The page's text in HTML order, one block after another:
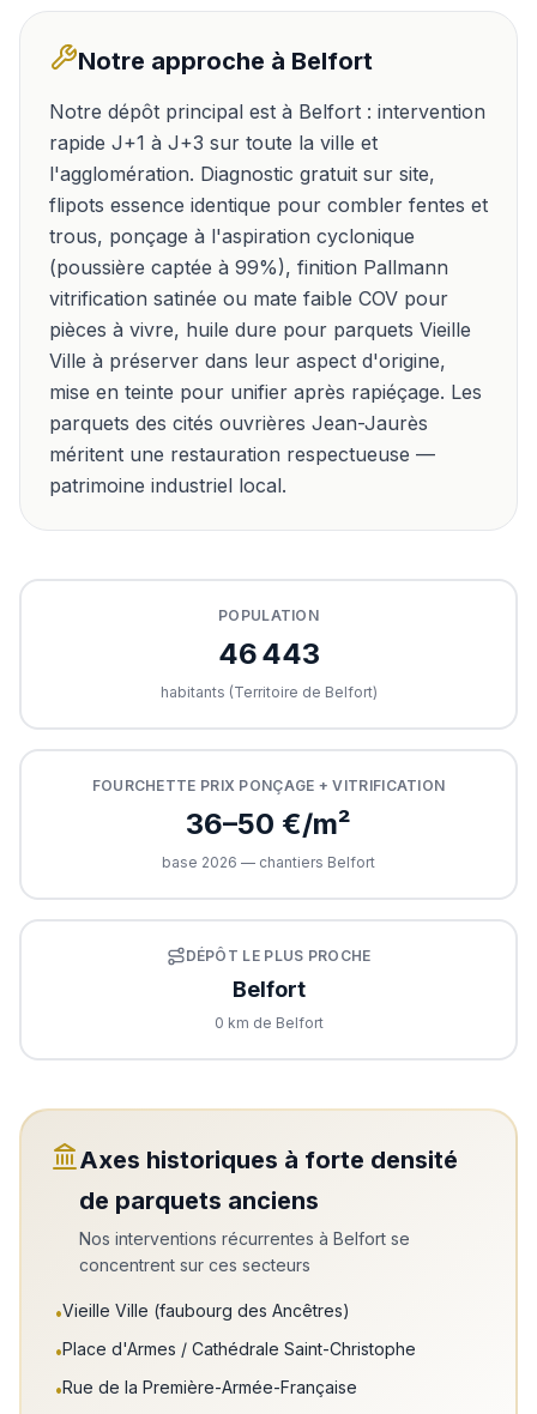
Notre approche à Belfort
Notre dépôt principal est à Belfort : intervention
rapide J+1 à J+3 sur toute la ville et
l'agglomération. Diagnostic gratuit sur site,
flipots essence identique pour combler fentes et
trous, ponçage à l'aspiration cyclonique
(poussière captée à 99%), finition Pallmann
vitrification satinée ou mate faible COV pour
pièces à vivre, huile dure pour parquets Vieille
Ville à préserver dans leur aspect d'origine,
mise en teinte pour unifier après rapiéçage. Les
parquets des cités ouvrières Jean-Jaurès
méritent une restauration respectueuse —
patrimoine industriel local.
POPULATION
46 443
habitants (Territoire de Belfort)
FOURCHETTE PRIX PONÇAGE + VITRIFICATION
36–50 €/m²
base 2026 — chantiers Belfort
DÉPÔT LE PLUS PROCHE
Belfort
0 km de Belfort
Axes historiques à forte densité
de parquets anciens
Nos interventions récurrentes à Belfort se
concentrent sur ces secteurs
•Vieille Ville (faubourg des Ancêtres)
•Place d'Armes / Cathédrale Saint-Christophe
•Rue de la Première-Armée-Française